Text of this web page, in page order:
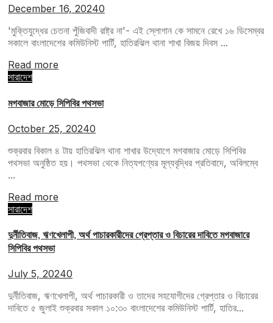
December 16, 20240
'মুক্তিযুদ্ধের চেতনা পুঁজিবাদী রাষ্ট্র না'- এই স্লোগান কে সামনে রেখে ১৬ ডিসেম্বর
সকালে বাংলাদেশের কমিউনিস্ট পার্টি, হাতিরঝিল থানা শাখা বিজয় দিবস ...
Read more
সারাদেশ
মগবাজার মোড়ে সিপিবির পথসভা
October 25, 20240
শুক্রবার বিকাল ৪ টায় হাতিরঝিল থানা শাখার উদ্যোগে মগবাজার মোড়ে সিপিবির
পথসভা অনুষ্ঠিত হয়। পথসভা থেকে নিত্যপণ্যের মূল্যবৃদ্ধির প্রতিবাদে, অবিলম্বে
...
Read more
সারাদেশ
দুর্নীতিবাজ, ঋণখেলাপী, অর্থ পাচারকারীদের গ্রেপ্তার ও বিচারের দাবিতে মগবাজারে
সিপিবির পথসভা
July 5, 20240
দুর্নীতিবাজ, ঋণখেলাপী, অর্থ পাচারকারী ও তাদের সহযোগীদের গ্রেপ্তার ও বিচারের
দাবিতে ৫ জুলাই শুক্রবার সকাল ১০:৩০ বাংলাদেশের কমিউনিস্ট পার্টি, হাতির...